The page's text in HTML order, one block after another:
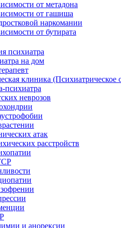
от метадона
от гашиша
наркомании
от бутирата
психиатра
на дом
клиника (Психиатрическое
психиатра
неврозов
атак
расстройств
и анорексии